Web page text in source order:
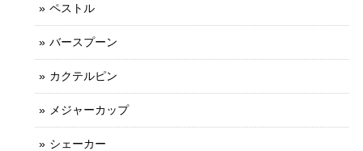
ペストル
バースプーン
カクテルピン
メジャーカップ
シェーカー